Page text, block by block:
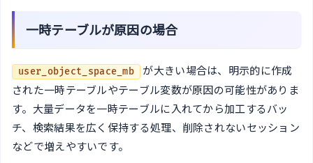
一時テーブルが原因の場合
user_object_space_mb
が大きい場合は、明示的に作成
された一時テーブルやテーブル変数が原因の可能性がありま
す。大量データを一時テーブルに入れてから加工するバッ
チ、検索結果を広く保持する処理、削除されないセッション
などで増えやすいです。